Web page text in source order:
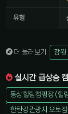
유형
더 둘러보기: 강원
실시간 급상승
동상힐링캠핑장 (힐
한탄강관광지 오토